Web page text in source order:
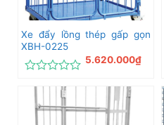
Xe đẩy lồng thép gấp gọn
XBH-0225
hạng
5.620.000₫